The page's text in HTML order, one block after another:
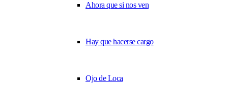
Ahora que si nos ven
Hay que hacerse cargo
Ojo de Loca